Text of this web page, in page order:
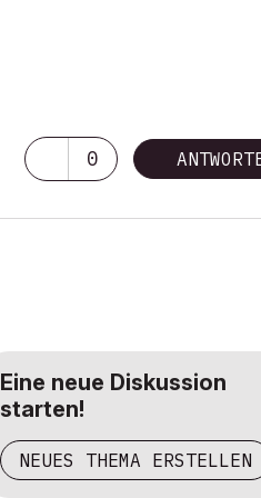
0
Eine neue Diskussion
starten!
NEUES THEMA ERSTELLEN